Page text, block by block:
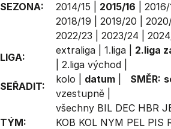
SEZONA:
2014/15
2015/16 2016/
2018/19
2019/20
2022/23
2023/24
LIGA:
extraliga 1.liga 2.liga
2.liga východ
SEŘADIT:
kolo datum SMĚR:
vzestupně
TÝM:
všechny BIL DEC HBR
KOB KOL NYM PEL PIS